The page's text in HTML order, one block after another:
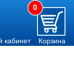
0
кабинет Корзина